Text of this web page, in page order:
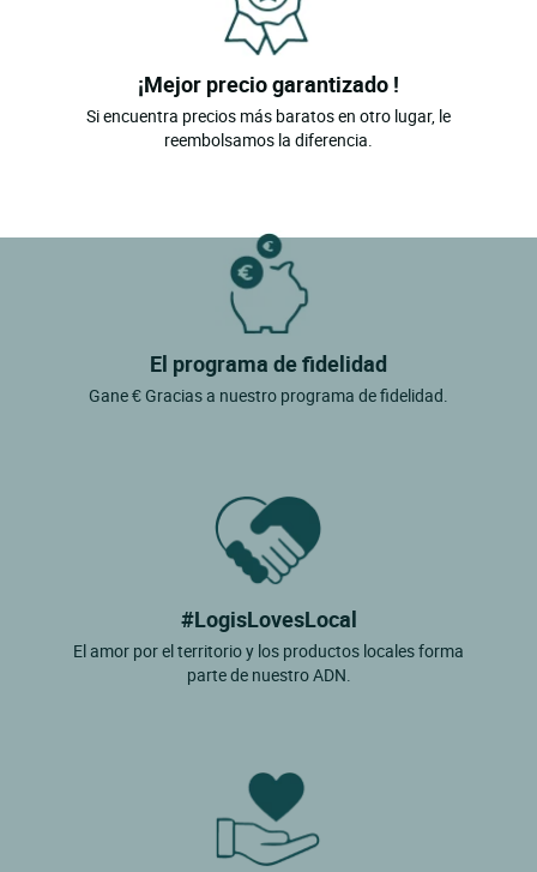
¡Mejor precio garantizado !
Si encuentra precios más baratos en otro lugar, le
reembolsamos la diferencia.
El programa de fidelidad
Gane € Gracias a nuestro programa de fidelidad.
#LogisLovesLocal
El amor por el territorio y los productos locales forma
parte de nuestro ADN.